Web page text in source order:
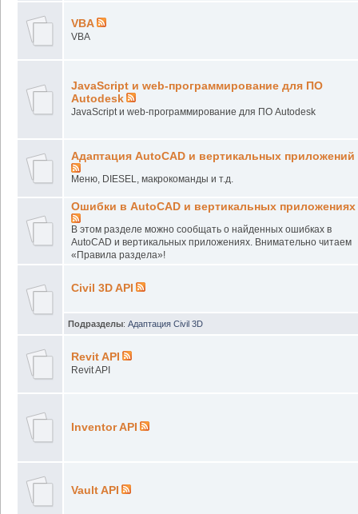
VBA
VBA
JavaScript и web-программирование для ПО
Autodesk
JavaScript и web-программирование для ПО Autodesk
Адаптация AutoCAD и вертикальных приложений
Меню, DIESEL, макрокоманды и т.д.
Ошибки в AutoCAD и вертикальных приложениях
В этом разделе можно сообщать о найденных ошибках в
AutoCAD и вертикальных приложениях. Внимательно читаем
«Правила раздела»!
Civil 3D API
Подразделы: Адаптация Civil 3D
Revit API
Revit API
Inventor API
Vault API